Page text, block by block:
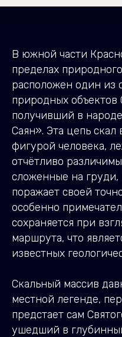
В южной части
пределах
расположен один из
природных
получивший в
Саян». Эта цепь
фигурой человека,
отчётливо
сложенные на груди,
поражает своей
особенно
сохраняется при
маршрута, что
известных
Скальный массив
местной легенде,
предстает сам
ушедший в